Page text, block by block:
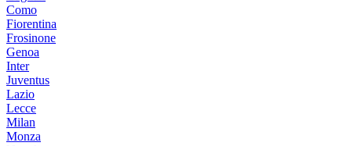
Como
Fiorentina
Frosinone
Genoa
Inter
Juventus
Lazio
Lecce
Milan
Monza